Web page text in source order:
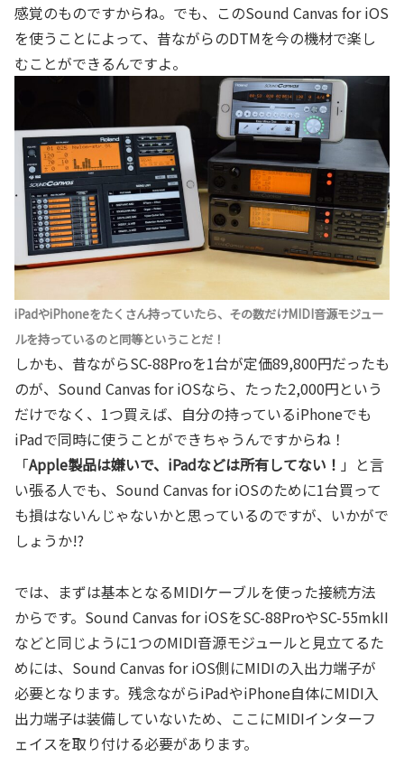
感覚のものですからね。でも、このSound Canvas for iOS
を使うことによって、昔ながらのDTMを今の機材で楽し
むことができるんですよ。
iPadやiPhoneをたくさん持っていたら、その数だけMIDI音源モジュー
ルを持っているのと同等ということだ！
しかも、昔ながらSC-88Proを1台が定価89,800円だったも
のが、Sound Canvas for iOSなら、たった2,000円という
だけでなく、1つ買えば、自分の持っているiPhoneでも
iPadで同時に使うことができちゃうんですからね！
「Apple製品は嫌いで、iPadなどは所有してない！ 」と言
い張る人でも、Sound Canvas for iOSのために1台買って
も損はないんじゃないかと思っているのですが、いかがで
しょうか!?
では、まずは基本となるMIDIケーブルを使った接続方法
からです。Sound Canvas for iOSをSC-88ProやSC-55mkII
などと同じように1つのMIDI音源モジュールと見立てるた
めには、Sound Canvas for iOS側にMIDIの入出力端子が
必要となります。残念ながらiPadやiPhone自体にMIDI入
出力端子は装備していないため、ここにMIDIインターフ
ェイスを取り付ける必要があります。